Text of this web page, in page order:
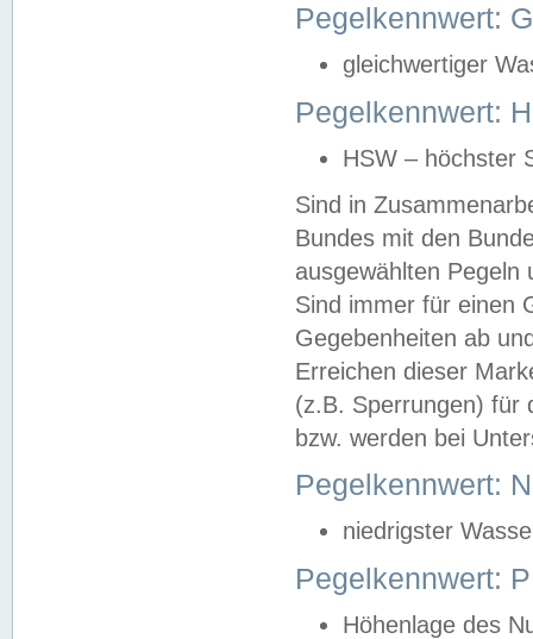
Pegelkennwert:
gleichwertiger
Pegelkennwert:
HSW – höchster
Sind in
Bundes mit den
ausgewählten
Sind immer für einen
Gegebenheiten ab
Erreichen dieser
(z.B. Sperrungen) für
bzw. werden bei
Pegelkennwert:
niedrigster
Pegelkennwert:
Höhenlage des